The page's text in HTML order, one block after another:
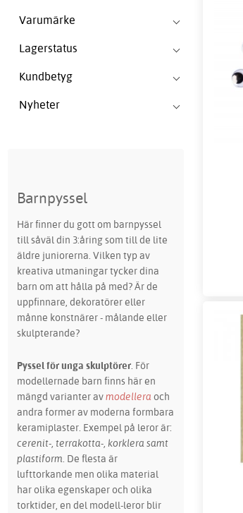
Varumärke
Lagerstatus
Kundbetyg
Nyheter
Barnpyssel
Här finner du gott om barnpyssel
till såväl din 3:åring som till de lite
äldre juniorerna. Vilken typ av
kreativa utmaningar tycker dina
barn om att hålla på med? Är de
uppfinnare, dekoratörer eller
månne konstnärer - målande eller
skulpterande?
Pyssel för unga skulptörer. För
modellernade barn finns här en
mängd varianter avmodellera och
andra former av moderna formbara
keramiplaster. Exempel på leror är:
cerenit-, terrakotta-, korklera samt
plastiform. De flesta är
lufttorkande men olika material
har olika egenskaper och olika
torktider, en del modell-leror blir